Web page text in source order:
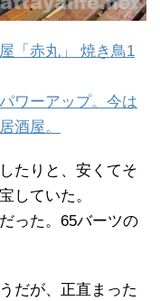
「赤丸」 焼き鳥1
ワーアップ。今は
酒屋。
たりと、安くてそ
していた。
った。65バーツの
だが、正直まった